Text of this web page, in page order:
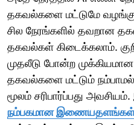
தகவல்களை மட்டுமே
சில நேரங்களில் தவறான
தகவல்கள் கிடைக்கலாம்.
முதலீடு போன்ற
தகவல்களை மட்டும்
மூலம் சரிபார்ப்பது
நம்பகமான